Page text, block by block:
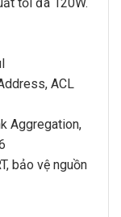
ACL
Aggregation,
bảo vệ nguồn